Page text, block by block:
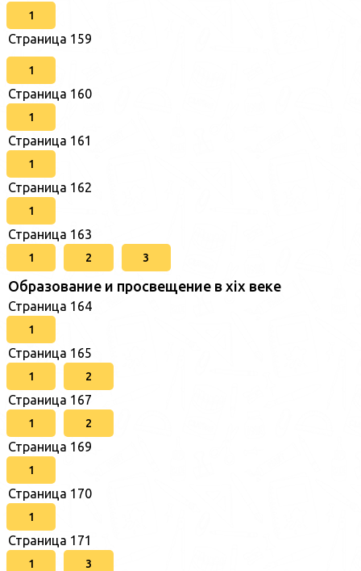
1
Страница 159
1
Страница 160
1
Страница 161
1
Страница 162
1
Страница 163
1 2 3
Образование и просвещение в xix веке
Страница 164
1
Страница 165
1 2
Страница 167
1 2
Страница 169
1
Страница 170
1
Страница 171
1 3